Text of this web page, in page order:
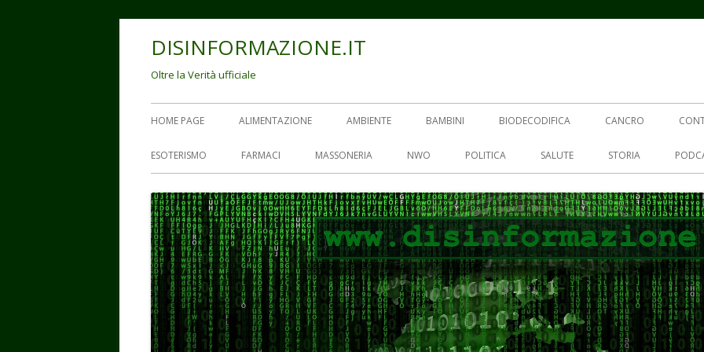
DISINFORMAZIONE.IT
Oltre la Verità ufficiale
Menu
principale
HOME PAGE ALIMENTAZIONE AMBIENTE BAMBINI BIODECODIFICA CANCRO
ESOTERISMO FARMACI MASSONERIA NWO POLITICA SALUTE STORIA